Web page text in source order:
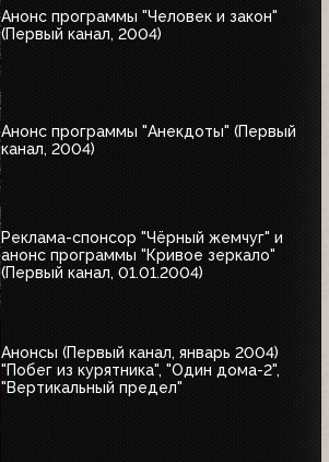
Анонс программы "Человек и закон"
(Первый канал, 2004)
Анонс программы "Анекдоты" (Первый
канал, 2004)
Реклама-спонсор "Чёрный жемчуг" и
анонс программы "Кривое зеркало"
(Первый канал, 01.01.2004)
Анонсы (Первый канал, январь 2004)
"Побег из курятника", "Один дома-2",
"Вертикальный предел"